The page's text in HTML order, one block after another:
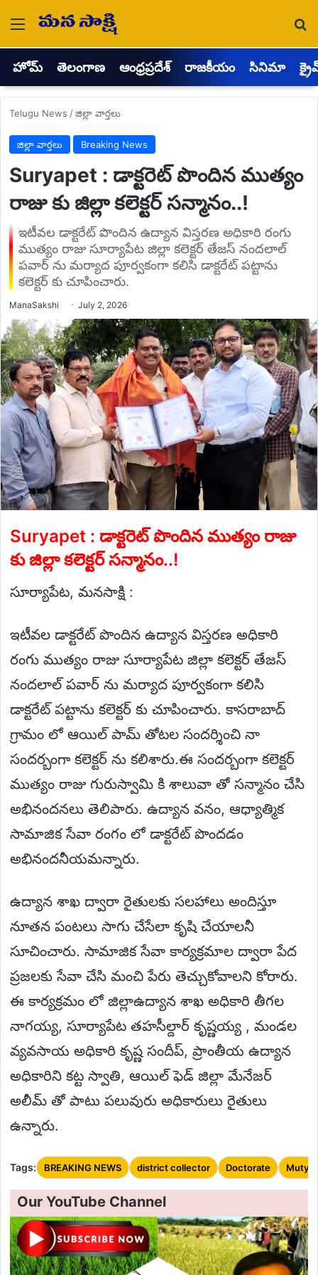
Menu
హోమ్ తెలంగాణ ఆంధ్రప్రదేశ్ రాజకీయం సినిమా
Telugu News /జిల్లా వార్తలు
జిల్లా వార్తలు Breaking News
Suryapet : డాక్టరెట్ పొందిన ముత్యం
రాజు కు జిల్లా కలెక్టర్ సన్మానం..!
ఇటీవల డాక్టరేట్ పొందిన ఉద్యాన విస్తరణ అధికారి రంగు
ముత్యం రాజు సూర్యాపేట జిల్లా కలెక్టర్ తేజస్ నందలాల్
పవార్ ను మర్యాద పూర్వకంగా కలిసి డాక్టరేట్ పట్టాను
కలెక్టర్ కు చూపించారు.
ManaSakshi Send
email
July 2, 2026
Suryapet : డాక్టరెట్ పొందిన ముత్యం రాజు
కు జిల్లా కలెక్టర్ సన్మానం..!
సూర్యాపేట, మనసాక్షి :
ఇటీవల డాక్టరేట్ పొందిన ఉద్యాన విస్తరణ అధికారి
రంగు ముత్యం రాజు సూర్యాపేట జిల్లా కలెక్టర్ తేజస్
నందలాల్ పవార్ ను మర్యాద పూర్వకంగా కలిసి
డాక్టరేట్ పట్టాను కలెక్టర్ కు చూపించారు. కాసరాబాద్
గ్రామం లో ఆయిల్ పామ్ తోటల సందర్శించి నా
సందర్బంగా కలెక్టర్ ను కలిశారు.ఈ సందర్బంగా కలెక్టర్
ముత్యం రాజు గురుస్వామి కి శాలువా తో సన్మానం చేసి
అభినందనలు తెలిపారు. ఉద్యాన వనం, ఆధ్యాత్మిక
సామాజిక సేవా రంగం లో డాక్టరేట్ పొందడం
అభినందనీయమన్నారు.
ఉద్యాన శాఖ ద్వారా రైతులకు సలహాలు అందిస్తూ
నూతన పంటలు సాగు చేసేలా కృషి చేయాలనీ
సూచించారు. సామాజిక సేవా కార్యక్రమాల ద్వారా పేద
ప్రజలకు సేవా చేసి మంచి పేరు తెచ్చుకోవాలని కోరారు.
ఈ కార్యక్రమం లో జిల్లాఉద్యాన శాఖ అధికారి తీగల
నాగయ్య, సూర్యాపేట తహసీల్దార్ కృష్ణయ్య , మండల
వ్యవసాయ అధికారి కృష్ణ సందీప్, ప్రాంతీయ ఉద్యాన
అధికారిని కట్ట స్వాతి, ఆయిల్ ఫెడ్ జిల్లా మేనేజర్
అలీమ్ తో పాటు పలువురు అధికారులు రైతులు
ఉన్నారు.
Tags: BREAKING NEWS district collector Doctorate
Our YouTube Channel